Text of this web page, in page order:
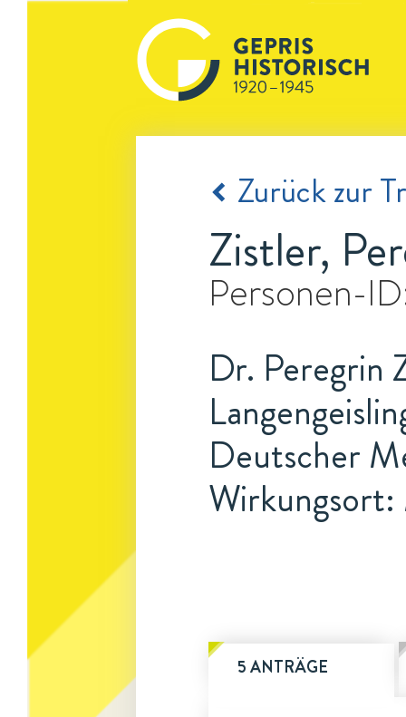
Zurück zur
Zistler,
Personen-
Dr. Peregrin
Deutscher
5 ANTRÄGE